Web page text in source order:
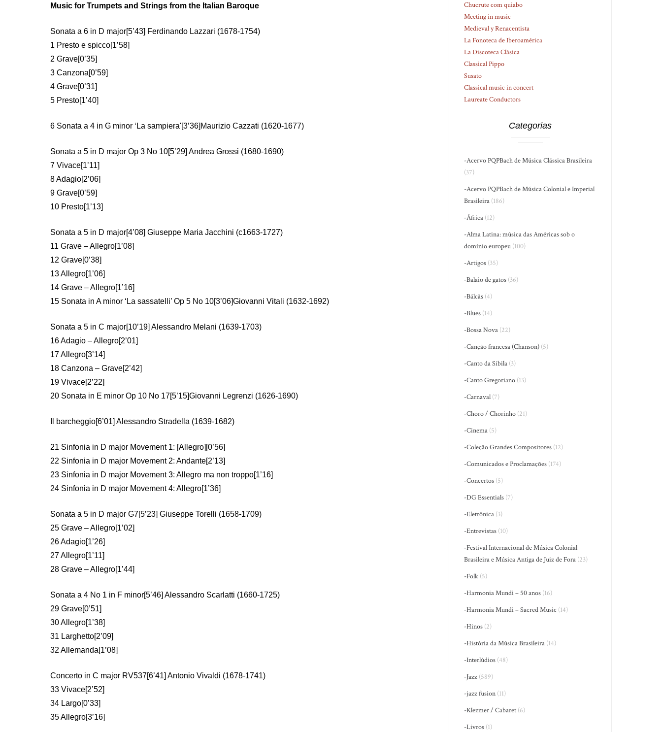
Music for Trumpets and Strings from the Italian Baroque
Sonata a 6 in D major[5’43] Ferdinando Lazzari (1678-1754)
1 Presto e spicco[1’58]
2 Grave[0’35]
3 Canzona[0’59]
4 Grave[0’31]
5 Presto[1’40]
6 Sonata a 4 in G minor ‘La sampiera'[3’36]Maurizio Cazzati (1620-1677)
Sonata a 5 in D major Op 3 No 10[5’29] Andrea Grossi (1680-1690)
7 Vivace[1’11]
8 Adagio[2’06]
9 Grave[0’59]
10 Presto[1’13]
Sonata a 5 in D major[4’08] Giuseppe Maria Jacchini (c1663-1727)
11 Grave – Allegro[1’08]
12 Grave[0’38]
13 Allegro[1’06]
14 Grave – Allegro[1’16]
15 Sonata in A minor ‘La sassatelli’ Op 5 No 10[3’06]Giovanni Vitali (1632-1692)
Sonata a 5 in C major[10’19] Alessandro Melani (1639-1703)
16 Adagio – Allegro[2’01]
17 Allegro[3’14]
18 Canzona – Grave[2’42]
19 Vivace[2’22]
20 Sonata in E minor Op 10 No 17[5’15]Giovanni Legrenzi (1626-1690)
Il barcheggio[6’01] Alessandro Stradella (1639-1682)
21 Sinfonia in D major Movement 1: [Allegro][0’56]
22 Sinfonia in D major Movement 2: Andante[2’13]
23 Sinfonia in D major Movement 3: Allegro ma non troppo[1’16]
24 Sinfonia in D major Movement 4: Allegro[1’36]
Sonata a 5 in D major G7[5’23] Giuseppe Torelli (1658-1709)
25 Grave – Allegro[1’02]
26 Adagio[1’26]
27 Allegro[1’11]
28 Grave – Allegro[1’44]
Sonata a 4 No 1 in F minor[5’46] Alessandro Scarlatti (1660-1725)
29 Grave[0’51]
30 Allegro[1’38]
31 Larghetto[2’09]
32 Allemanda[1’08]
Concerto in C major RV537[6’41] Antonio Vivaldi (1678-1741)
33 Vivace[2’52]
34 Largo[0’33]
35 Allegro[3’16]
Chucrute com quiabo
Meeting in music
Medieval y Renacentista
La Fonoteca de Iberoamérica
La Discoteca Clásica
Classical Pippo
Susato
Classical music in concert
Laureate Conductors
Categorias
-Acervo PQPBach de Música Clássica Brasileira
(37)
-Acervo PQPBach de Música Colonial e Imperial
Brasileira (186)
-África (12)
-Alma Latina: música das Américas sob o
domínio europeu (100)
-Artigos (35)
-Balaio de gatos (36)
-Bálcãs (4)
-Blues (14)
-Bossa Nova (22)
-Canção francesa (Chanson) (5)
-Canto da Sibila (3)
-Canto Gregoriano (13)
-Carnaval (7)
-Choro / Chorinho (21)
-Cinema (5)
-Coleção Grandes Compositores (12)
-Comunicados e Proclamações (174)
-Concertos (5)
-DG Essentials (7)
-Eletrônica (3)
-Entrevistas (10)
-Festival Internacional de Música Colonial
Brasileira e Música Antiga de Juiz de Fora (23)
-Folk (5)
-Harmonia Mundi – 50 anos (16)
-Harmonia Mundi – Sacred Music (14)
-Hinos (2)
-História da Música Brasileira (14)
-Interlúdios (48)
-Jazz (589)
-jazz fusion (11)
-Klezmer / Cabaret (6)
-Livros (1)